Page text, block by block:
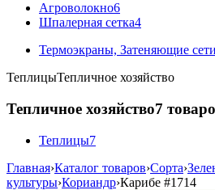
Агроволокно6
Шпалерная сетка4
Термоэкраны, Затеняющие сети
ТеплицыТепличное хозяйство
Тепличное хозяйство7
Теплицы7
Главная›Каталог товаров›Сорта›
культуры›Кориандр›Карибе #1714